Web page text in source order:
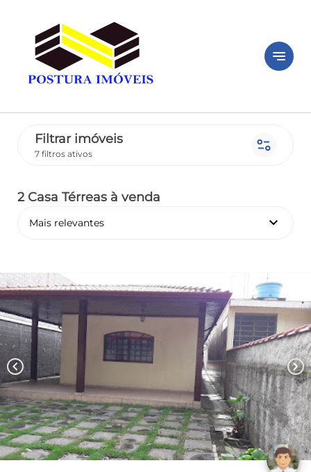
notes
Filtrar imóveis
7 filtros ativos page_info
2 Casa Térreas à venda
Mais relevantes keyboard_arrow_down
chevron_left chevron_right